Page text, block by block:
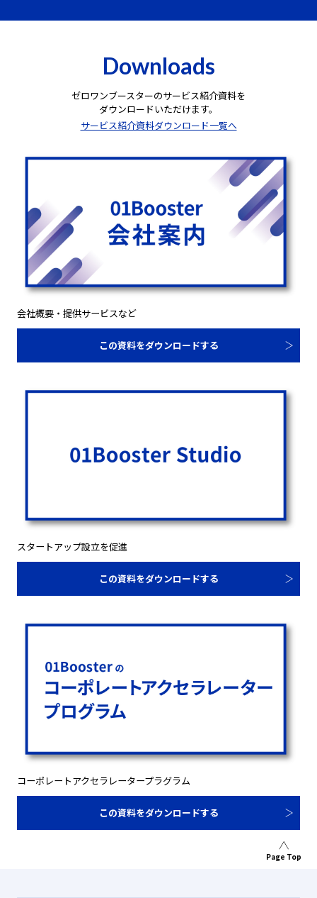
Downloads
ゼロワンブースターのサービス紹介資料を
ダウンロードいただけます。
サービス紹介資料ダウンロード一覧へ
会社概要・提供サービスなど
この資料をダウンロードする
スタートアップ設立を促進
この資料をダウンロードする
コーポレートアクセラレータープラグラム
この資料をダウンロードする
Page Top